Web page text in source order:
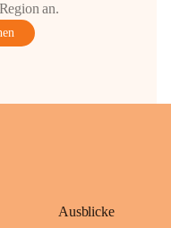
an.
Ausblicke